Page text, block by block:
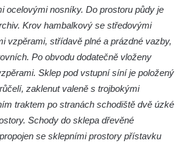
nad Popelkou
ocelovými nosníky. Do prostoru půdy je
Krov hambalkový se středovými
vzpěrami, střídavě plné a prázdné vazby,
Po obvodu dodatečně vloženy
Sklep pod vstupní síní je položený
zaklenut valeně s trojbokými
traktem po stranách schodiště dvě úzké
Schody do sklepa dřevěné
se sklepními prostory přístavku